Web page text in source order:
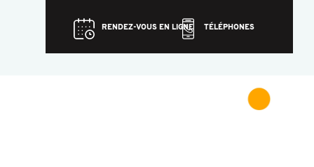
RENDEZ-VOUS EN LIGNE TÉLÉPHONES